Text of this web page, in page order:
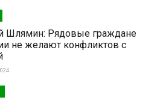
Шлямин: Рядовые граждане
не желают конфликтов с